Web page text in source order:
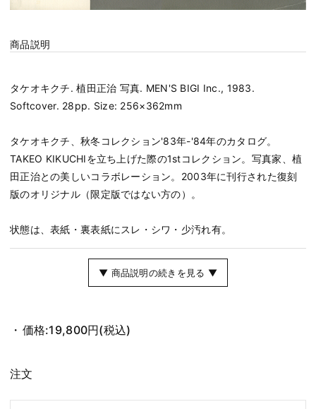
商品説明
タケオキクチ. 植田正治 写真. MEN'S BIGI Inc., 1983.
Softcover. 28pp. Size: 256×362mm
タケオキクチ、秋冬コレクション'83年-'84年のカタログ。
TAKEO KIKUCHIを立ち上げた際の1stコレクション。写真家、植
田正治との美しいコラボレーション。2003年に刊行された復刻
版のオリジナル（限定版ではない方の）。
状態は、表紙・裏表紙にスレ・シワ・少汚れ有。
▼ 商品説明の続きを見る ▼
価格:19,800円(税込)
注文